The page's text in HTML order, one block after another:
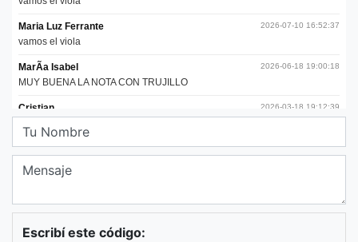
Escribí este código: